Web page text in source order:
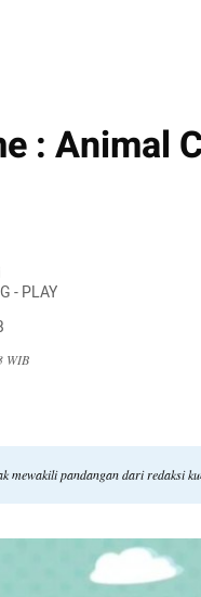
: Animal
- PLAY
WIB
mewakili pandangan dari redaksi